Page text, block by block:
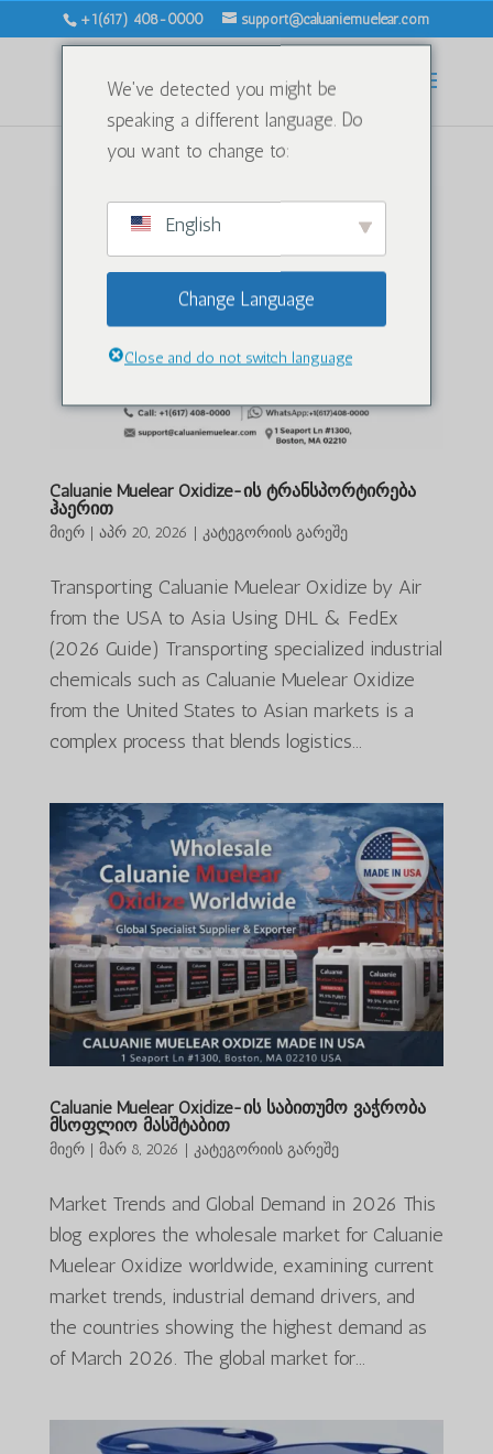
+1(617) 408-0000 support@caluaniemuelear.com
Caluanie Muelear Oxidize-ის ტრანსპორტირება
ჰაერით
მიერ | აპრ 20, 2026 | კატეგორიის გარეშე
Transporting Caluanie Muelear Oxidize by Air
from the USA to Asia Using DHL & FedEx
(2026 Guide) Transporting specialized industrial
chemicals such as Caluanie Muelear Oxidize
from the United States to Asian markets is a
complex process that blends logistics...
Caluanie Muelear Oxidize-ის საბითუმო ვაჭრობა
მსოფლიო მასშტაბით
მიერ | მარ 8, 2026 | კატეგორიის გარეშე
Market Trends and Global Demand in 2026 This
blog explores the wholesale market for Caluanie
Muelear Oxidize worldwide, examining current
market trends, industrial demand drivers, and
the countries showing the highest demand as
of March 2026. The global market for...
We've detected you might be
speaking a different language. Do
you want to change to:
English
Change Language
Close and do not switch language